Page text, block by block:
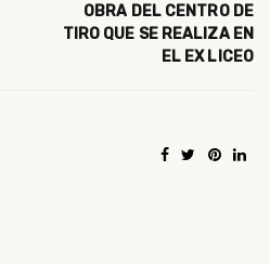
OBRA DEL CENTRO DE
TIRO QUE SE REALIZA EN
EL EX LICEO